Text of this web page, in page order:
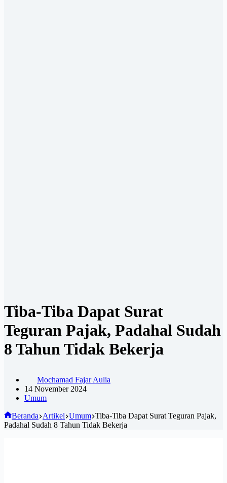
Tiba-Tiba Dapat Surat
Teguran Pajak, Padahal Sudah
8 Tahun Tidak Bekerja
Mochamad Fajar Aulia
14 November 2024
Umum
Beranda Artikel Umum Tiba-Tiba Dapat Surat Teguran Pajak,
Padahal Sudah 8 Tahun Tidak Bekerja